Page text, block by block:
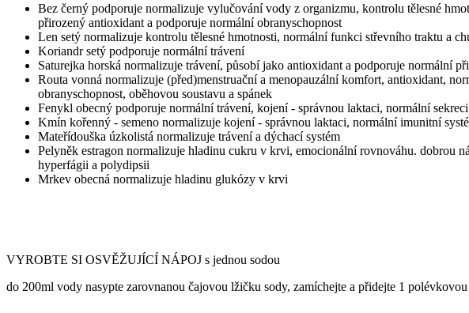
Bez černý podporuje normalizuje vylučování vody z organizmu, kontrolu tělesné
přirozený antioxidant a podporuje normální obranyschopnost
Len setý normalizuje kontrolu tělesné hmotnosti, normální funkci střevního traktu a
Koriandr setý podporuje normální trávení
Saturejka horská normalizuje trávení, působí jako antioxidant a podporuje normální
Routa vonná normalizuje (před)menstruační a menopauzální komfort, antioxidant,
obranyschopnost, oběhovou soustavu a spánek
Fenykl obecný podporuje normální trávení, kojení - správnou laktaci, normální
Kmín kořenný - semeno normalizuje kojení - správnou laktaci, normální imunitní
Mateřídouška úzkolistá normalizuje trávení a dýchací systém
Pelyněk estragon normalizuje hladinu cukru v krvi, emocionální rovnováhu. dobrou
hyperfágii a polydipsii
Mrkev obecná normalizuje hladinu glukózy v krvi
VYROBTE SI OSVĚŽUJÍCÍ NÁPOJ s jednou sodou
do 200ml vody nasypte zarovnanou čajovou lžičku sody, zamíchejte a přidejte 1